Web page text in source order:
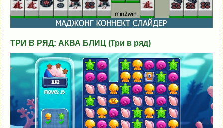
ТРИ В РЯД: АКВА БЛИЦ (Три в ряд)